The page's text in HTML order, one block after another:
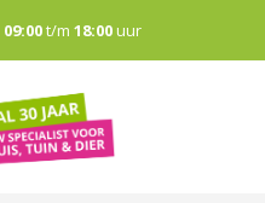
09:00t/m 18:00uur